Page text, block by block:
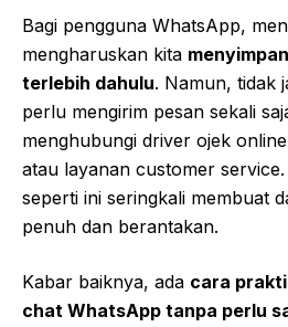
Bagi pengguna WhatsApp,
mengharuskan kita
terlebih dahulu. Namun, tidak
perlu mengirim pesan sekali
menghubungi driver ojek
atau layanan customer
seperti ini seringkali membuat
penuh dan berantakan.
Kabar baiknya, ada cara
chat WhatsApp tanpa perlu